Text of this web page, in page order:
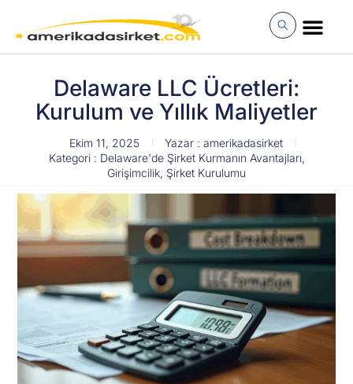
atla
Delaware LLC Ücretleri:
Kurulum ve Yıllık Maliyetler
Ekim 11, 2025 Yazar : amerikadasirket
Kategori : Delaware'de Şirket Kurmanın Avantajları,
Girişimcilik, Şirket Kurulumu